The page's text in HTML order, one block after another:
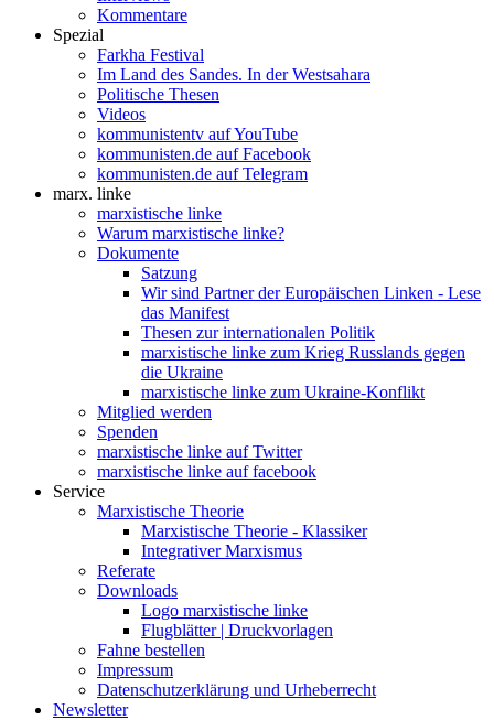
Kommentare
Spezial
Farkha Festival
Im Land des Sandes. In der Westsahara
Politische Thesen
Videos
kommunistentv auf YouTube
kommunisten.de auf Facebook
kommunisten.de auf Telegram
marx. linke
marxistische linke
Warum marxistische linke?
Dokumente
Satzung
Wir sind Partner der Europäischen Linken - Lese
das Manifest
Thesen zur internationalen Politik
marxistische linke zum Krieg Russlands gegen
die Ukraine
marxistische linke zum Ukraine-Konflikt
Mitglied werden
Spenden
marxistische linke auf Twitter
marxistische linke auf facebook
Service
Marxistische Theorie
Marxistische Theorie - Klassiker
Integrativer Marxismus
Referate
Downloads
Logo marxistische linke
Flugblätter | Druckvorlagen
Fahne bestellen
Impressum
Datenschutzerklärung und Urheberrecht
Newsletter